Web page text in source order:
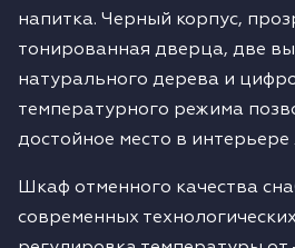
напитка. Черный корпус,
тонированная дверца, две
натурального дерева и
температурного режима
достойное место в интерьере
Шкаф отменного качества
современных